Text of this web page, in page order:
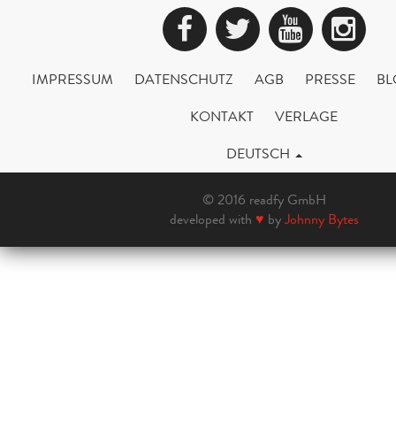
Facebook
Twitter
IMPRESSUM DATENSCHUTZ AGB PRESSE
KONTAKT
VERLAGE
DEUTSCH
© 2016 readfy GmbH
developed with ♥ byJohnny Bytes